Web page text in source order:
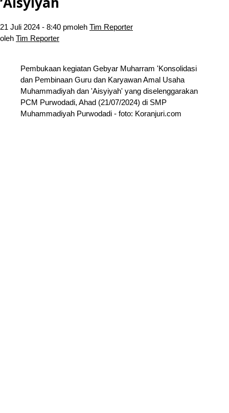
21 Juli 2024 - 8:40 pmoleh Tim Reporter
oleh Tim Reporter
Pembukaan kegiatan Gebyar Muharram 'Konsolidasi
dan Pembinaan Guru dan Karyawan Amal Usaha
Muhammadiyah dan 'Aisyiyah' yang diselenggarakan
PCM Purwodadi, Ahad (21/07/2024) di SMP
Muhammadiyah Purwodadi - foto: Koranjuri.com